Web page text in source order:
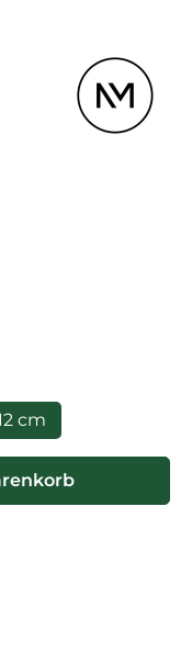
cm
die